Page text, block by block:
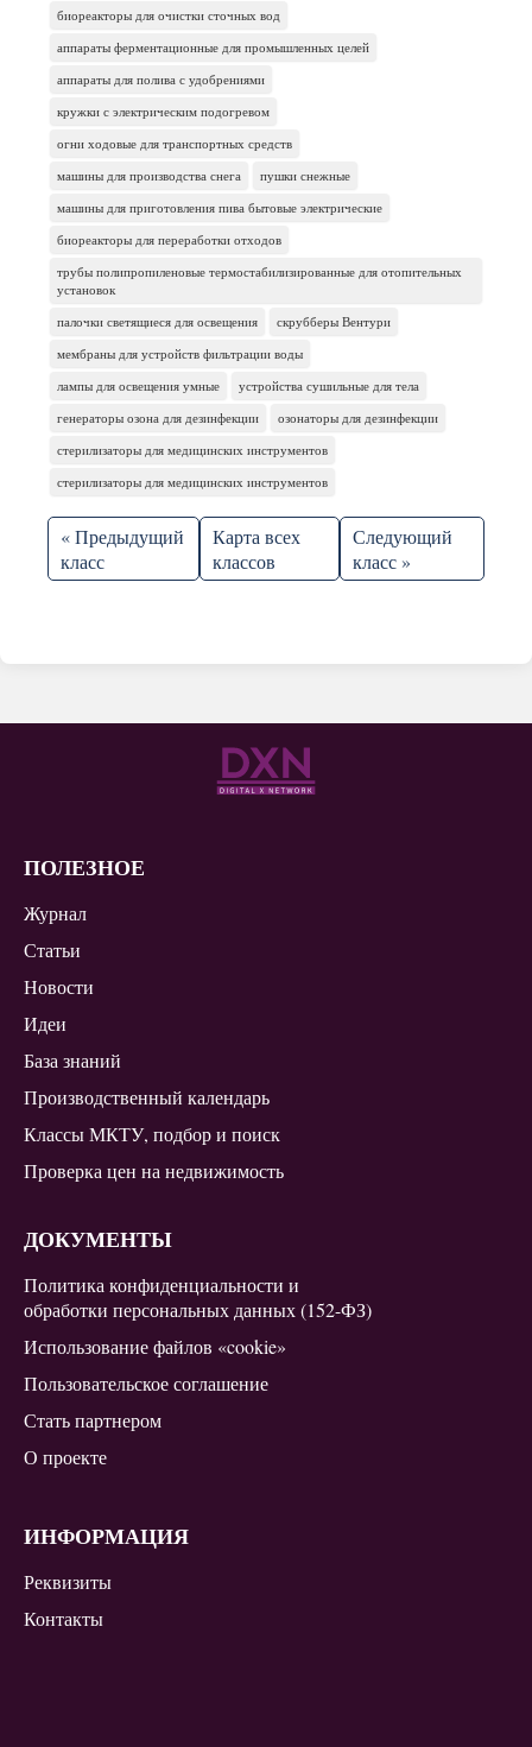
биореакторы для очистки сточных вод
аппараты ферментационные для промышленных целей
аппараты для полива с удобрениями
кружки с электрическим подогревом
огни ходовые для транспортных средств
машины для производства снега
пушки снежные
машины для приготовления пива бытовые электрические
биореакторы для переработки отходов
трубы полипропиленовые термостабилизированные для отопительных
установок
палочки светящиеся для освещения
скрубберы Вентури
мембраны для устройств фильтрации воды
лампы для освещения умные
устройства сушильные для тела
генераторы озона для дезинфекции
озонаторы для дезинфекции
стерилизаторы для медицинских инструментов
стерилизаторы для медицинских инструментов
« Предыдущий
класс
Карта всех
классов
Следующий
класс »
ПОЛЕЗНОЕ
Журнал
Статьи
Новости
Идеи
База знаний
Производственный календарь
Классы МКТУ, подбор и поиск
Проверка цен на недвижимость
ДОКУМЕНТЫ
Политика конфиденциальности и
обработки персональных данных (152-ФЗ)
Использование файлов «cookie»
Пользовательское соглашение
Стать партнером
О проекте
ИНФОРМАЦИЯ
Реквизиты
Контакты